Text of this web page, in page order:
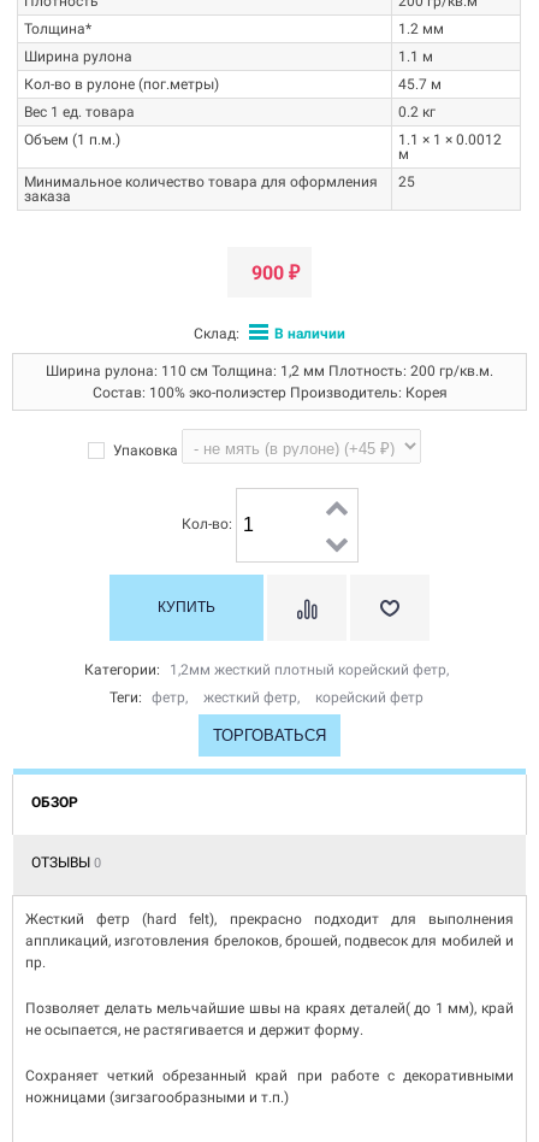
Толщина*
1.2 мм
Ширина рулона
1.1 м
Кол-во в рулоне (пог.метры)
45.7 м
Вес 1 ед. товара
0.2 кг
Объем (1 п.м.)
1.1 × 1 × 0.0012
м
Минимальное количество товара для оформления
заказа
25
900 ₽
Склад: В наличии
Ширина рулона: 110 см Толщина: 1,2 мм Плотность: 200 гр/кв.м.
Состав: 100% эко-полиэстер Производитель: Корея
Упаковка
Кол-во:
Категории: 1,2мм жесткий плотный корейский фетр,
Теги:
фетр, жесткий фетр, корейский фетр
ТОРГОВАТЬСЯ
ОБЗОР
ОТЗЫВЫ 0
Жесткий фетр (hard felt), прекрасно подходит для выполнения
аппликаций, изготовления брелоков, брошей, подвесок для мобилей и
пр.
Позволяет делать мельчайшие швы на краях деталей( до 1 мм), край
не осыпается, не растягивается и держит форму.
Сохраняет четкий обрезанный край при работе с декоративными
ножницами (зигзагообразными и т.п.)